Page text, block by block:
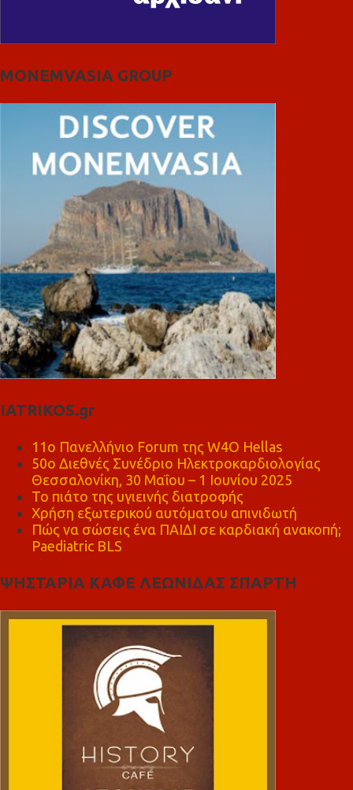
MONEMVASIA GROUP
IATRIKOS.gr
11ο Πανελλήνιο Forum της W4O Hellas
50ο Διεθνές Συνέδριο Ηλεκτροκαρδιολογίας
Θεσσαλονίκη, 30 Μαΐου – 1 Ιουνίου 2025
Το πιάτο της υγιεινής διατροφής
Χρήση εξωτερικού αυτόματου απινιδωτή
Πώς να σώσεις ένα ΠΑΙΔΙ σε καρδιακή ανακοπή;
Paediatric BLS
ΨΗΣΤΑΡΙΑ ΚΑΦΕ ΛΕΩΝΙΔΑΣ ΣΠΑΡΤΗ